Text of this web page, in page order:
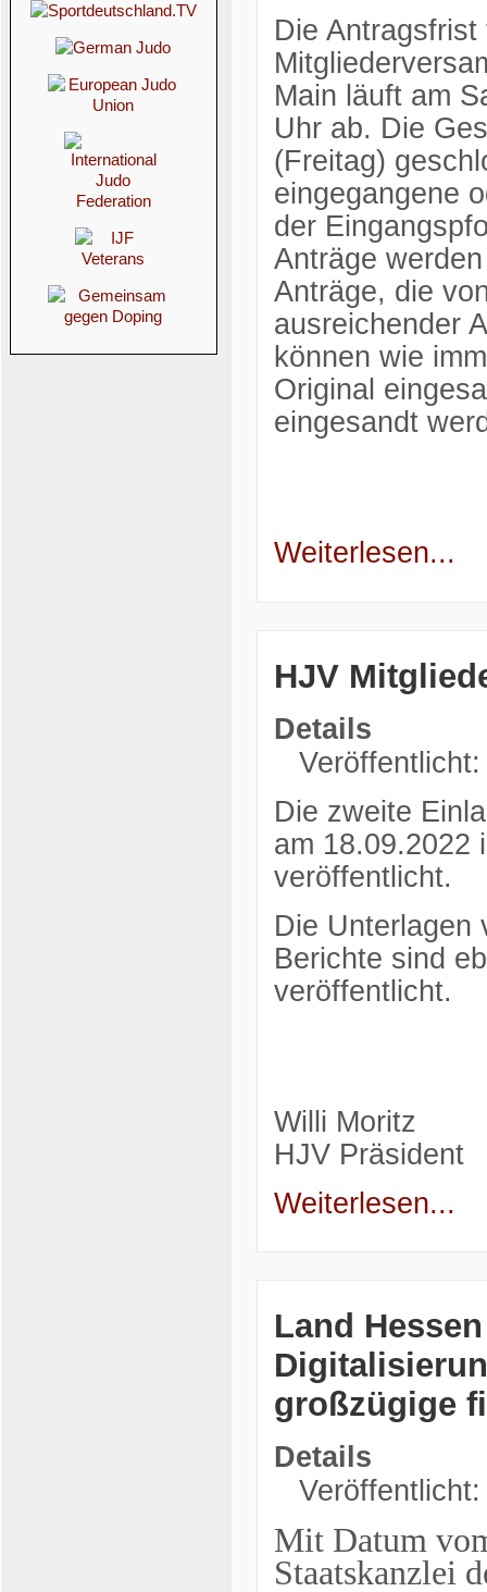
Die
Main läuft am
Uhr ab. Die
(Freitag)
eingegangene
der
Anträge
Anträge, die
ausreichender
können wie
Original
eingesandt
Weiterlesen...
HJV
Details
Die zweite
am 18.09.2022
veröffentlicht.
Die Unterlagen
Berichte sind
veröffentlicht.
Willi Moritz
HJV Präsident
Weiterlesen...
Land
großzügige
Details
Mit Datum
Staatskanzlei